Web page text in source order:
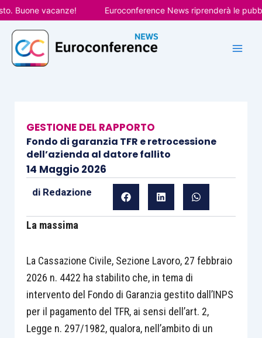
Vai
al
contenuto
vacanze! Euroconference News riprenderà le
GESTIONE DEL RAPPORTO
Fondo di garanzia TFR e retrocessione
dell’azienda al datore fallito
14 Maggio 2026
di Redazione
La massima
La Cassazione Civile, Sezione Lavoro, 27 febbraio
2026 n. 4422 ha stabilito che, in tema di
intervento del Fondo di Garanzia gestito dall’INPS
per il pagamento del TFR, ai sensi dell’art. 2,
Legge n. 297/1982, qualora, nell’ambito di un